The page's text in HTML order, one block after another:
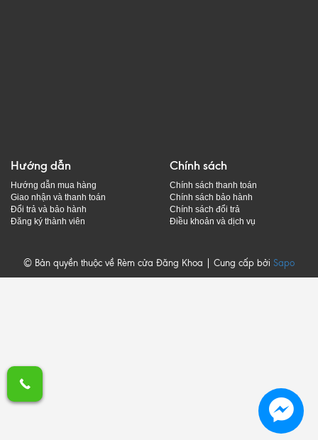
Hướng dẫn
Hướng dẫn mua hàng
Giao nhận và thanh toán
Đổi trả và bảo hành
Đăng ký thành viên
Chính sách
Chính sách thanh toán
Chính sách bảo hành
Chính sách đổi trả
Điều khoản và dịch vụ
© Bản quyền thuộc về Rèm cửa Đăng Khoa | Cung cấp bởi Sapo